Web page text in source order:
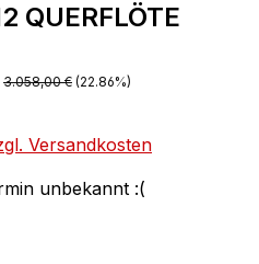
QUERFLÖTE
Regulärer Preis:
3.058,00 € (22.86%)
Versandkosten
unbekannt :(